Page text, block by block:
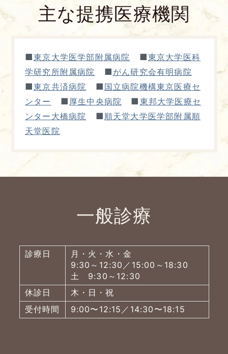
主な提携医療機関
■東京大学医学部附属病院 ■東京大学医科
学研究所附属病院
■ がん研究会有明病院
■東京共済病院 ■ 国立病院機構東京医療セ
ンター
■ 厚生中央病院 ■ 東邦大学医療セ
ンター大橋病院
■ 順天堂大学医学部附属順
天堂医院
一般診療
診療日
月・火・水・金
9:30～12:30／15:00～18:30
土 9:30～12:30
休診日
木・日・祝
受付時間
9:00〜12:15／14:30〜18:15